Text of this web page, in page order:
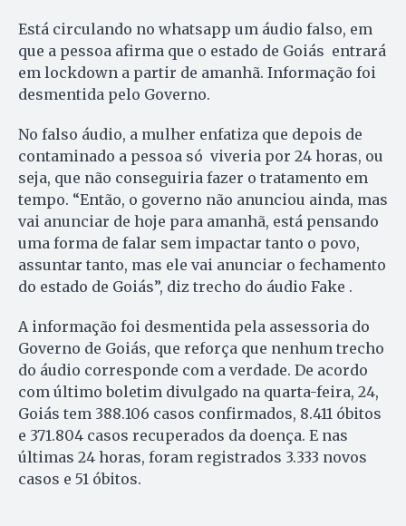
Está circulando no whatsapp um áudio falso, em
que a pessoa afirma que o estado de Goiás entrará
em lockdown a partir de amanhã. Informação foi
desmentida pelo Governo.
No falso áudio, a mulher enfatiza que depois de
contaminado a pessoa só viveria por 24 horas, ou
seja, que não conseguiria fazer o tratamento em
tempo. “Então, o governo não anunciou ainda, mas
vai anunciar de hoje para amanhã, está pensando
uma forma de falar sem impactar tanto o povo,
assuntar tanto, mas ele vai anunciar o fechamento
do estado de Goiás”, diz trecho do áudio Fake .
A informação foi desmentida pela assessoria do
Governo de Goiás, que reforça que nenhum trecho
do áudio corresponde com a verdade. De acordo
com último boletim divulgado na quarta-feira, 24,
Goiás tem 388.106 casos confirmados, 8.411 óbitos
e 371.804 casos recuperados da doença. E nas
últimas 24 horas, foram registrados 3.333 novos
casos e 51 óbitos.